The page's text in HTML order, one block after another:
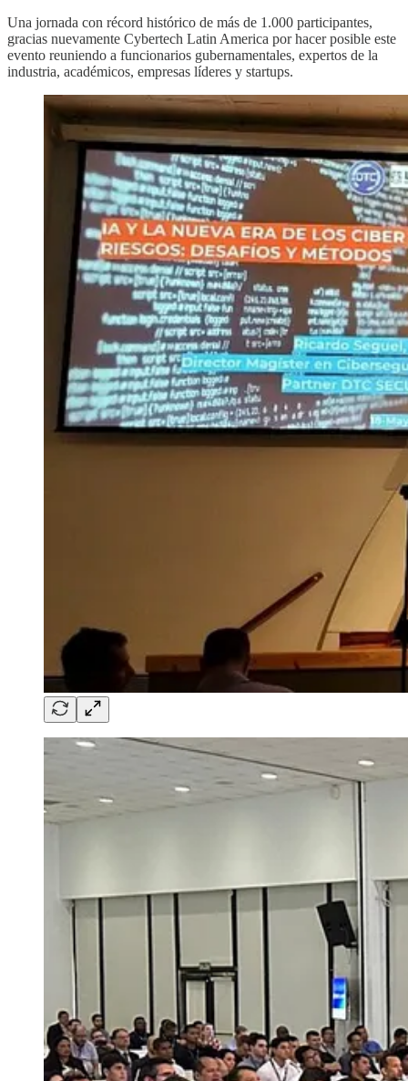
Una jornada con récord histórico de más de 1.000 participantes,
gracias nuevamente Cybertech Latin America por hacer posible este
evento reuniendo a funcionarios gubernamentales, expertos de la
industria, académicos, empresas líderes y startups.